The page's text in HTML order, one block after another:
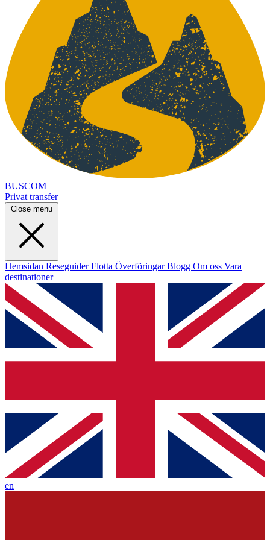
BUSCOM
Privat transfer
Close menu
Hemsidan ReseguiderFlotta ÖverföringarBlogg Om oss Vara
destinationer
en